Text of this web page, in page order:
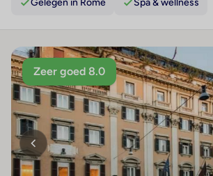
Gelegen in Rome Spa & wellness
Zeer goed 8.0